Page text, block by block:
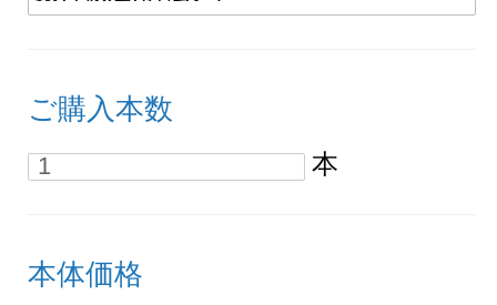
ご購入本数
本
本体価格